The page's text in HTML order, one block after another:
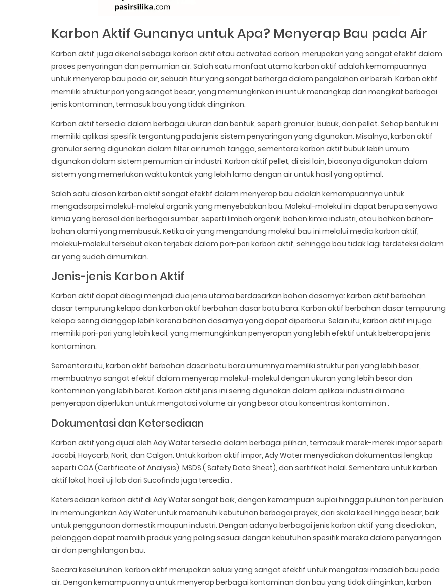
Karbon Aktif Gunanya untuk Apa? Menyerap Bau pada Air
Karbon aktif, juga dikenal sebagai karbon aktif atau activated carbon, merupakan yang sangat efektif dalam
proses penyaringan dan pemurnian air. Salah satu manfaat utama karbon aktif adalah kemampuannya
untuk menyerap bau pada air, sebuah fitur yang sangat berharga dalam pengolahan air bersih. Karbon aktif
memiliki struktur pori yang sangat besar, yang memungkinkan ini untuk menangkap dan mengikat berbagai
jenis kontaminan, termasuk bau yang tidak diinginkan.
Karbon aktif tersedia dalam berbagai ukuran dan bentuk, seperti granular, bubuk, dan pellet. Setiap bentuk ini
memiliki aplikasi spesifik tergantung pada jenis sistem penyaringan yang digunakan. Misalnya, karbon aktif
granular sering digunakan dalam filter air rumah tangga, sementara karbon aktif bubuk lebih umum
digunakan dalam sistem pemurnian air industri. Karbon aktif pellet, di sisi lain, biasanya digunakan dalam
sistem yang memerlukan waktu kontak yang lebih lama dengan air untuk hasil yang optimal.
Salah satu alasan karbon aktif sangat efektif dalam menyerap bau adalah kemampuannya untuk
mengadsorpsi molekul-molekul organik yang menyebabkan bau. Molekul-molekul ini dapat berupa senyawa
kimia yang berasal dari berbagai sumber, seperti limbah organik, bahan kimia industri, atau bahkan bahan-
bahan alami yang membusuk. Ketika air yang mengandung molekul bau ini melalui media karbon aktif,
molekul-molekul tersebut akan terjebak dalam pori-pori karbon aktif, sehingga bau tidak lagi terdeteksi dalam
air yang sudah dimurnikan.
Jenis-jenis Karbon Aktif
Karbon aktif dapat dibagi menjadi dua jenis utama berdasarkan bahan dasarnya: karbon aktif berbahan
dasar tempurung kelapa dan karbon aktif berbahan dasar batu bara. Karbon aktif berbahan dasar tempurung
kelapa sering dianggap lebih karena bahan dasarnya yang dapat diperbarui. Selain itu, karbon aktif ini juga
memiliki pori-pori yang lebih kecil, yang memungkinkan penyerapan yang lebih efektif untuk beberapa jenis
kontaminan.
Sementara itu, karbon aktif berbahan dasar batu bara umumnya memiliki struktur pori yang lebih besar,
membuatnya sangat efektif dalam menyerap molekul-molekul dengan ukuran yang lebih besar dan
kontaminan yang lebih berat. Karbon aktif jenis ini sering digunakan dalam aplikasi industri di mana
penyerapan diperlukan untuk mengatasi volume air yang besar atau konsentrasi kontaminan .
Dokumentasi dan Ketersediaan
Karbon aktif yang dijual oleh Ady Water tersedia dalam berbagai pilihan, termasuk merek-merek impor seperti
Jacobi, Haycarb, Norit, dan Calgon. Untuk karbon aktif impor, Ady Water menyediakan dokumentasi lengkap
seperti COA (Certificate of Analysis), MSDS ( Safety Data Sheet), dan sertifikat halal. Sementara untuk karbon
aktif lokal, hasil uji lab dari Sucofindo juga tersedia .
Ketersediaan karbon aktif di Ady Water sangat baik, dengan kemampuan suplai hingga puluhan ton per bulan.
Ini memungkinkan Ady Water untuk memenuhi kebutuhan berbagai proyek, dari skala kecil hingga besar, baik
untuk penggunaan domestik maupun industri. Dengan adanya berbagai jenis karbon aktif yang disediakan,
pelanggan dapat memilih produk yang paling sesuai dengan kebutuhan spesifik mereka dalam penyaringan
air dan penghilangan bau.
Secara keseluruhan, karbon aktif merupakan solusi yang sangat efektif untuk mengatasi masalah bau pada
air. Dengan kemampuannya untuk menyerap berbagai kontaminan dan bau yang tidak diinginkan, karbon